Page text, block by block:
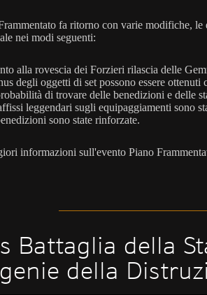
fa ritorno con varie modifiche,
nei modi seguenti:
alla rovescia dei Forzieri rilascia delle
degli oggetti di set possono essere ottenuti
di trovare delle benedizioni e delle
leggendari sugli equipaggiamenti sono
sono state rinforzate.
informazioni sull'evento Piano
Battaglia della
della